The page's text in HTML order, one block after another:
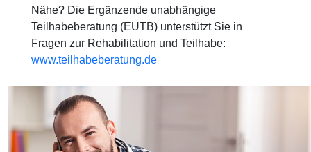
Nähe? Die Ergänzende unabhängige
Teilhabeberatung (EUTB) unterstützt Sie in
Fragen zur Rehabilitation und Teilhabe:
www.teilhabeberatung.de